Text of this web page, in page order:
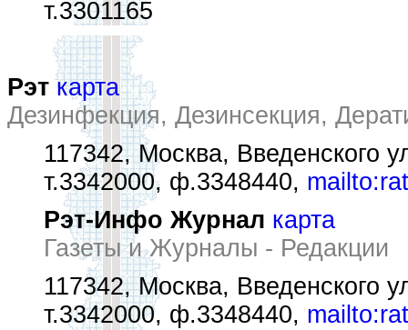
т.3301165
Рэт карта
Дезинфекция, Дезинсекция,
117342, Москва, Введенского
т.3342000, ф.3348440,
Рэт-Инфо Журнал карта
Газеты и Журналы - Редакции
117342, Москва, Введенского
т.3342000, ф.3348440,